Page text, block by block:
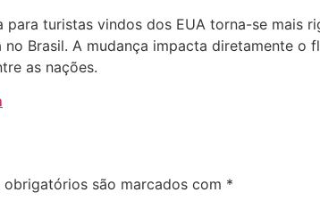
turistas vindos dos EUA torna-se mais
Brasil. A mudança impacta diretamente
as nações.
obrigatórios são marcados com *